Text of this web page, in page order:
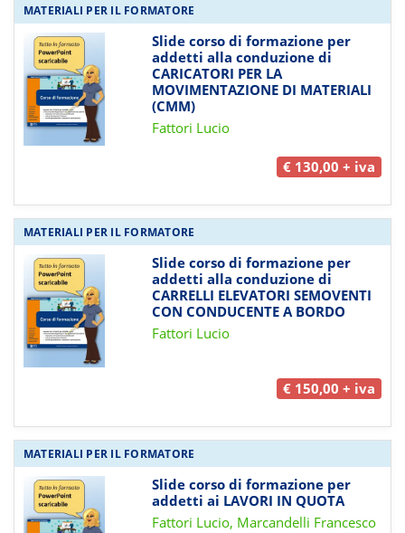
MATERIALI PER IL FORMATORE
Slide corso di formazione per
addetti alla conduzione di
CARICATORI PER LA
MOVIMENTAZIONE DI MATERIALI
(CMM)
Fattori Lucio
€ 130,00 + iva
MATERIALI PER IL FORMATORE
Slide corso di formazione per
addetti alla conduzione di
CARRELLI ELEVATORI SEMOVENTI
CON CONDUCENTE A BORDO
Fattori Lucio
€ 150,00 + iva
MATERIALI PER IL FORMATORE
Slide corso di formazione per
addetti ai LAVORI IN QUOTA
Fattori Lucio, Marcandelli Francesco